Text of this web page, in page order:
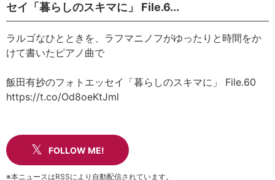
セイ「暮らしのスキマに」 File.6...
ラルゴなひとときを、ラフマニノフがゆったりと時間をか
けて書いたピアノ曲で
飯田有抄のフォトエッセイ「暮らしのスキマに」 File.60
https://t.co/Od8oeKtJml
FOLLOW ME!
※本ニュースはRSSにより自動配信されています。